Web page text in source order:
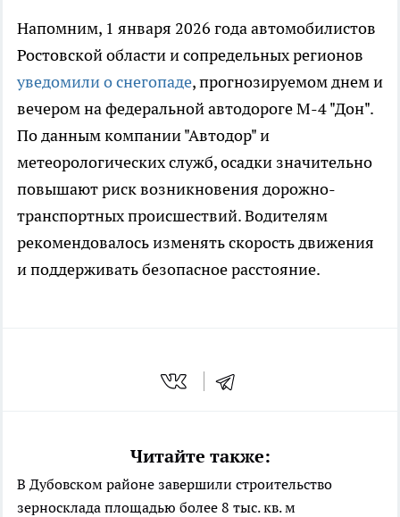
Напомним, 1 января 2026 года автомобилистов
Ростовской области и сопредельных регионов
уведомили о снегопаде, прогнозируемом днем и
вечером на федеральной автодороге М-4 "Дон".
По данным компании "Автодор" и
метеорологических служб, осадки значительно
повышают риск возникновения дорожно-
транспортных происшествий. Водителям
рекомендовалось изменять скорость движения
и поддерживать безопасное расстояние.
Читайте также:
В Дубовском районе завершили строительство
зерносклада площадью более 8 тыс. кв. м